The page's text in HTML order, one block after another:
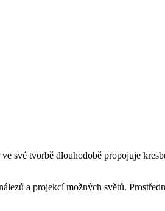
své tvorbě dlouhodobě propojuje
a projekcí možných světů.